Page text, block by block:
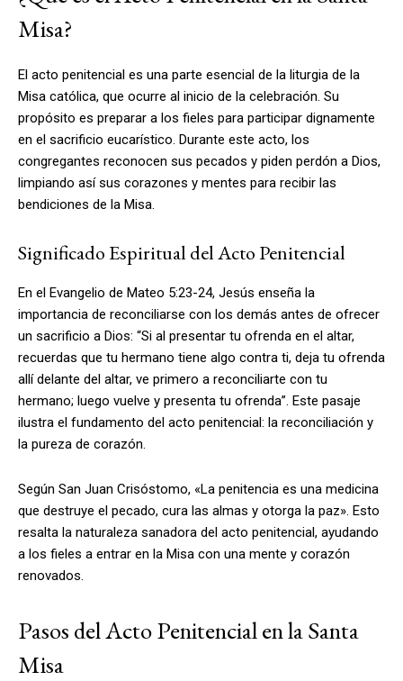
Misa?
El acto penitencial es una parte esencial de la liturgia de la
Misa católica, que ocurre al inicio de la celebración. Su
propósito es preparar a los fieles para participar dignamente
en el sacrificio eucarístico. Durante este acto, los
congregantes reconocen sus pecados y piden perdón a Dios,
limpiando así sus corazones y mentes para recibir las
bendiciones de la Misa.
Significado Espiritual del Acto Penitencial
En el Evangelio de Mateo 5:23-24, Jesús enseña la
importancia de reconciliarse con los demás antes de ofrecer
un sacrificio a Dios: “Si al presentar tu ofrenda en el altar,
recuerdas que tu hermano tiene algo contra ti, deja tu ofrenda
allí delante del altar, ve primero a reconciliarte con tu
hermano; luego vuelve y presenta tu ofrenda”. Este pasaje
ilustra el fundamento del acto penitencial: la reconciliación y
la pureza de corazón.
Según San Juan Crisóstomo, «La penitencia es una medicina
que destruye el pecado, cura las almas y otorga la paz». Esto
resalta la naturaleza sanadora del acto penitencial, ayudando
a los fieles a entrar en la Misa con una mente y corazón
renovados.
Pasos del Acto Penitencial en la Santa
Misa